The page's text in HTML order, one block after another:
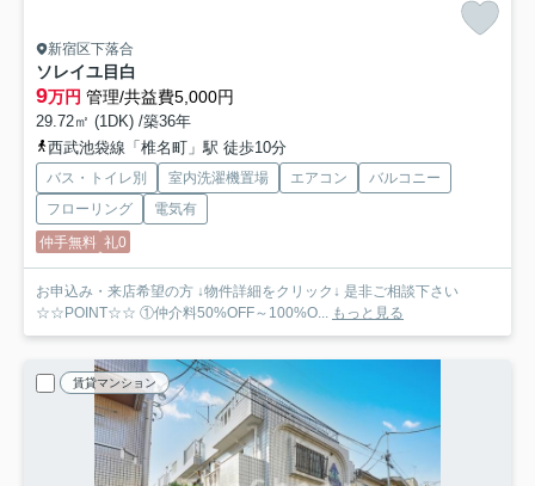
新宿区下落合
ソレイユ目白
9万円 管理/共益費5,000円
29.72㎡ (1DK) /築36年
西武池袋線「椎名町」駅 徒歩10分
バス・トイレ別 室内洗濯機置場 エアコン
バルコニー
フローリング
電気有
仲手無料 礼0
お申込み・来店希望の方 ↓物件詳細をクリック↓ 是非ご相談下さい
☆☆POINT☆☆ ①仲介料50%OFF～100%O... もっと見る
賃貸マンション